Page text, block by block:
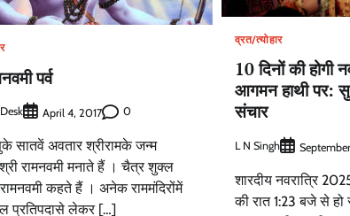
पर्व
April 4, 2017 0
सातवें अवतार श्रीरामके जन्म
श्री रामनवमी मनाते हैं । चैत्र शुक्ल
कहते हैं । अनेक राममंदिरोंमें
प्रतिपदासे लेकर […]
व्रत/त्योहार
10 दिनों की होगी
आगमन हाथी पर:
संचार
L N Singh
शारदीय नवरात्रि
की रात 1:23 बजे से